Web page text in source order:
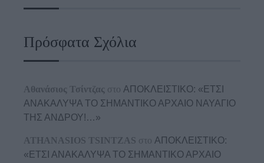
Πρόσφατα Σχόλια
Αθανάσιος Τσίντζας στο ΑΠΟΚΛΕΙΣΤΙΚΟ: «ΕΤΣΙ
ΑΝΑΚΑΛΥΨΑ ΤΟ ΣΗΜΑΝΤΙΚΟ ΑΡΧΑΙΟ ΝΑΥΑΓΙΟ
ΤΗΣ ΑΝΔΡΟΥ!…»
ATHANASIOS TSINTZAS στο ΑΠΟΚΛΕΙΣΤΙΚΟ:
«ΕΤΣΙ ΑΝΑΚΑΛΥΨΑ ΤΟ ΣΗΜΑΝΤΙΚΟ ΑΡΧΑΙΟ